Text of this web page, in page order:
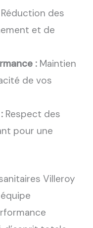
Réduction des
et de
: Maintien
de vos
Respect des
pour une
Villeroy